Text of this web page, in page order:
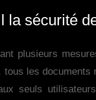
la sécurité
plusieurs
tous les
seuls